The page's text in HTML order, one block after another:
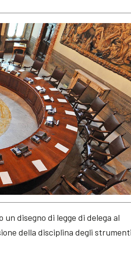
disegno di legge di delega al
della disciplina degli